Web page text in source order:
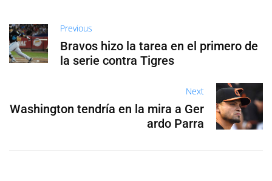
Previous
Bravos hizo la tarea en el primero de
la serie contra Tigres
Next
Washington tendría en la mira a Ger
ardo Parra